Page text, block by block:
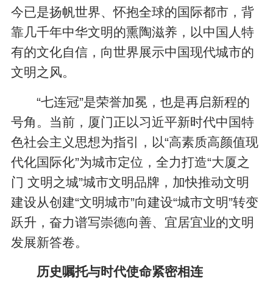
今已是扬帆世界、怀抱全球的国际都市，背
靠几千年中华文明的熏陶滋养，以中国人特
有的文化自信，向世界展示中国现代城市的
文明之风。
“七连冠”是荣誉加冕，也是再启新程的
号角。当前，厦门正以习近平新时代中国特
色社会主义思想为指引，以“高素质高颜值现
代化国际化”为城市定位，全力打造“大厦之
门 文明之城”城市文明品牌，加快推动文明
建设从创建“文明城市”向建设“城市文明”转变
跃升，奋力谱写崇德向善、宜居宜业的文明
发展新答卷。
历史嘱托与时代使命紧密相连